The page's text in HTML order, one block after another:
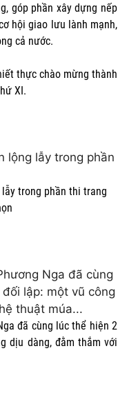
góp phần xây dựng nếp
hội giao lưu lành mạnh,
cả nước.
thực chào mừng thành
XI.
trong phần thi trang
đã cùng lúc thể hiện 2
dịu dàng, đằm thắm với